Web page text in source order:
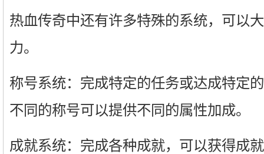
热血传奇中还有许多特殊的系统，可以
力。
称号系统：完成特定的任务或达成特定
不同的称号可以提供不同的属性加成。
成就系统：完成各种成就，可以获得成